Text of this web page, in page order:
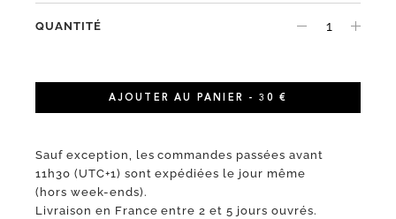
QUANTITÉ
AJOUTER AU PANIER - 30 €
Sauf exception, les commandes passées avant
11h30 (UTC+1) sont expédiées le jour même
(hors week-ends).
Livraison en France entre 2 et 5 jours ouvrés.